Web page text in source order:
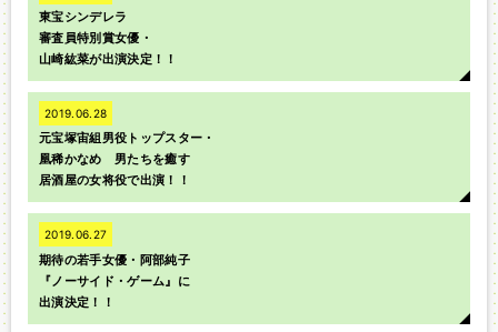
東宝シンデレラ
審査員特別賞女優・
山崎紘菜が出演決定！！
2019.06.28
元宝塚宙組男役トップスター・
凰稀かなめ 男たちを癒す
居酒屋の女将役で出演！！
2019.06.27
期待の若手女優・阿部純子
『ノーサイド・ゲーム』に
出演決定！！